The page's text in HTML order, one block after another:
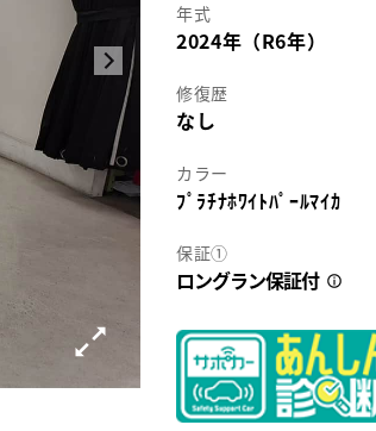
2
42
年式
2024年（R6年）
修復歴
なし
カラー
ﾌﾟﾗﾁﾅﾎﾜｲﾄﾊﾟｰﾙﾏｲｶ
保証①
ロングラン保証付